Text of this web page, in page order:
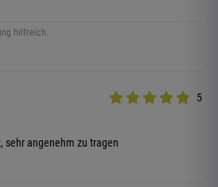
hilfreich.
5
sehr angenehm zu tragen